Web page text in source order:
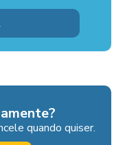
quando quiser.